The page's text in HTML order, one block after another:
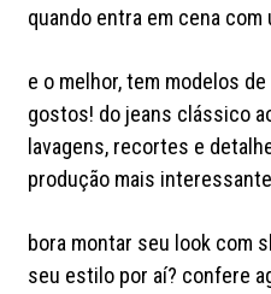
quando entra em cena
e o melhor, tem modelos
gostos! do jeans clássico
lavagens, recortes e
produção mais
bora montar seu look com
seu estilo por aí? confere